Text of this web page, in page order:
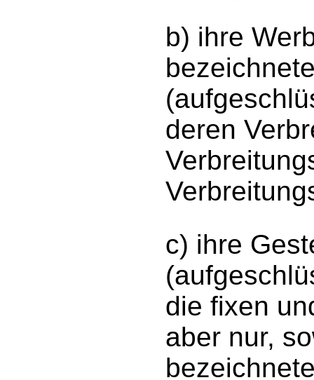
b) ihre
deren
c) ihre
die fixen
aber nur,